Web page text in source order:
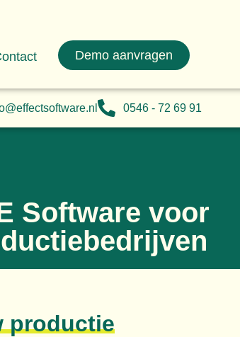
Demo aanvragen
0546 - 72 69 91
Software voor
productie